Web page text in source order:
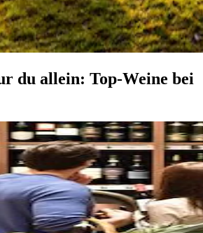
du allein: Top-Weine bei